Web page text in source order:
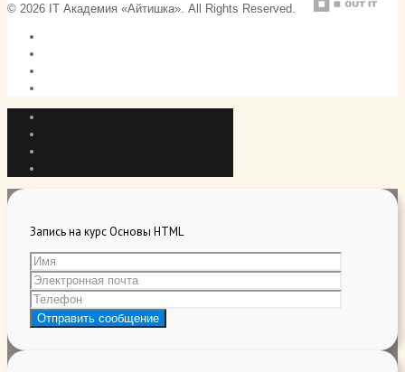
© 2026 IT Академия «Айтишка». All Rights Reserved.
Запись на курс Основы HTML